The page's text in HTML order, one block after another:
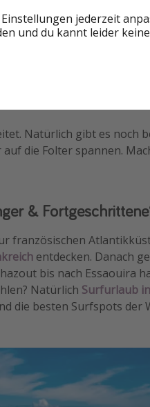
danach gibt es eine
der Welle und dem
Natürlich gibt es noch
die Folter spannen.
&
französischen
entdecken. Danach
bis nach Essaouira
Natürlich Surfurlaub
die besten Surfspots der
jederzeit
und du kannt leider